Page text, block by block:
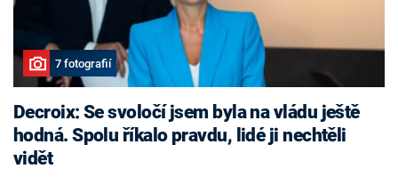
7 fotografií
Decroix: Se svoločí jsem byla na vládu ještě
hodná. Spolu říkalo pravdu, lidé ji nechtěli
vidět